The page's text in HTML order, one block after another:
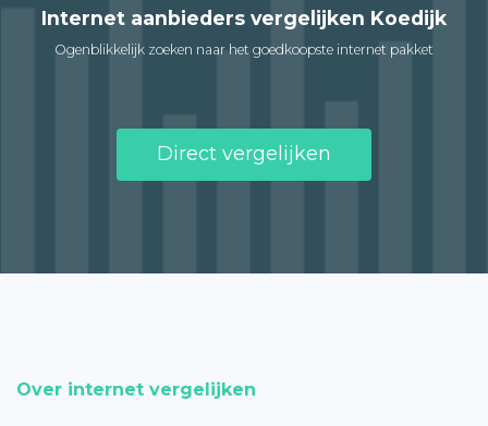
Internet aanbieders vergelijken Koedijk
Ogenblikkelijk zoeken naar het goedkoopste internet pakket
Direct vergelijken
Over internet vergelijken